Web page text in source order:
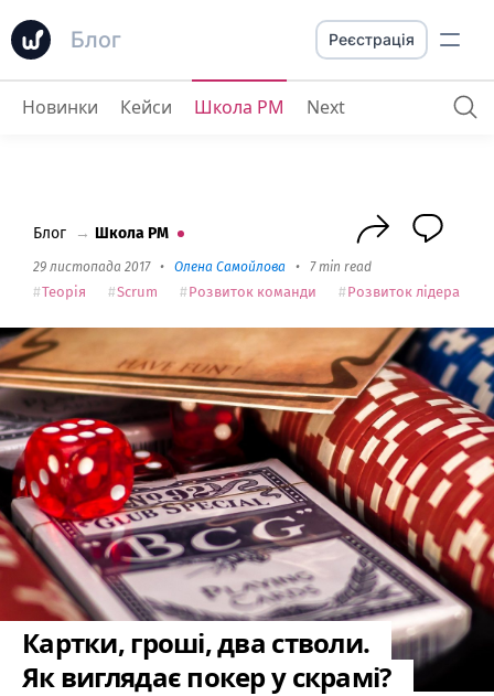
Блог
Картки, гроші, два стволи. Як виглядає покер у скрамі?
Реєстрація
Новинки Кейси Школа PM Next
Блог → Школа PM
29 листопада 2017 • Олена Самойлова • 7 min read
Теорія Scrum Розвиток команди Розвиток лідера
Картки, гроші, два стволи.
Як виглядає покер у скрамі?